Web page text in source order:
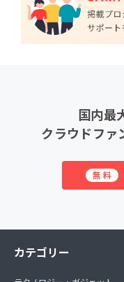
国内最
クラウドファ
無料
カテゴリー